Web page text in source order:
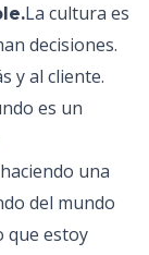
La cultura es
decisiones.
y al cliente.
es un
una
del mundo
que estoy